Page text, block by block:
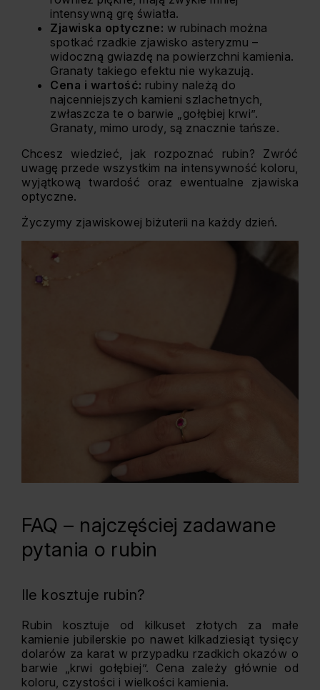
intensywną grę światła.
Zjawiska optyczne: w rubinach można
spotkać rzadkie zjawisko asteryzmu –
widoczną gwiazdę na powierzchni kamienia.
Granaty takiego efektu nie wykazują.
Cena i wartość: rubiny należą do
najcenniejszych kamieni szlachetnych,
zwłaszcza te o barwie „gołębiej krwi”.
Granaty, mimo urody, są znacznie tańsze.
Chcesz wiedzieć, jak rozpoznać rubin? Zwróć
uwagę przede wszystkim na intensywność koloru,
wyjątkową twardość oraz ewentualne zjawiska
optyczne.
Życzymy zjawiskowej biżuterii na każdy dzień.
FAQ – najczęściej zadawane
pytania o rubin
Ile kosztuje rubin?
Rubin kosztuje od kilkuset złotych za małe
kamienie jubilerskie po nawet kilkadziesiąt tysięcy
dolarów za karat w przypadku rzadkich okazów o
barwie „krwi gołębiej”. Cena zależy głównie od
koloru, czystości i wielkości kamienia.